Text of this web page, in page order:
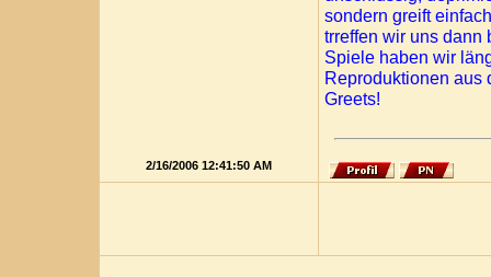
sondern greift
trreffen wir uns dann
Spiele haben wir
Reproduktionen aus
Greets!
2/16/2006 12:41:50 AM